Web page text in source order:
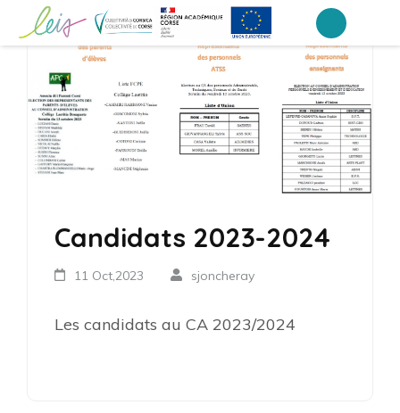
(Pressez
Entrée)
Collège Laetitia Bonaparte – Ajaccio
Candidats 2023-2024
11 Oct,2023 sjoncheray
Les candidats au CA 2023/2024